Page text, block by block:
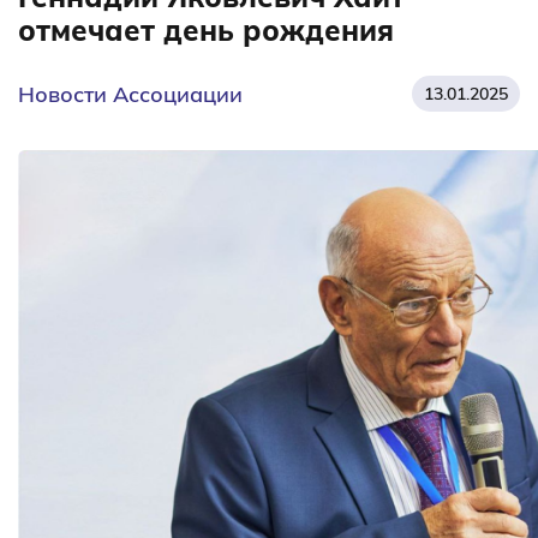
отмечает день рождения
Новости Ассоциации 13.01.2025